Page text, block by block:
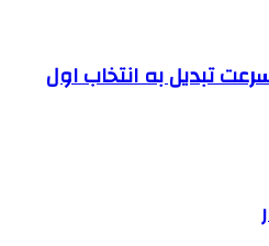
تبدیل به انتخاب اول